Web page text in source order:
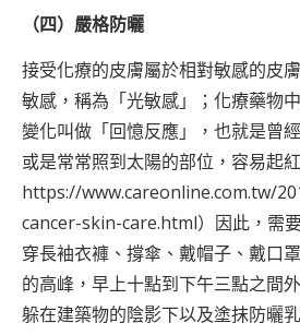
（四）嚴格防曬
接受化療的皮膚屬於相對敏感的皮
敏感，稱為「光敏感」；化療藥物
變化叫做「回憶反應」，也就是曾
或是常常照到太陽的部位，容易起
https://www.careonline.com.tw/
cancer-skin-care.html）因此，需
穿長袖衣褲、撐傘、戴帽子、戴口
的高峰，早上十點到下午三點之間
躲在建築物的陰影下以及塗抹防曬